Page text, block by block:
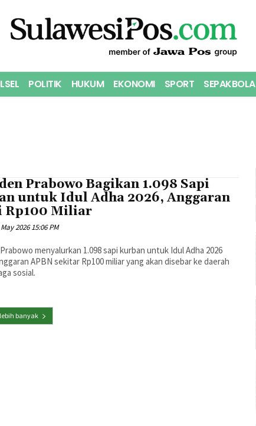
POLITIK HUKUM EKONOMI SPORT SEPAKBOLA
Prabowo Bagikan 1.098 Sapi
untuk Idul Adha 2026, Anggaran
Rp100 Miliar
2026 15:06 PM
menyalurkan 1.098 sapi kurban untuk Idul Adha 2026
APBN sekitar Rp100 miliar yang akan disebar ke daerah
sosial.
banyak